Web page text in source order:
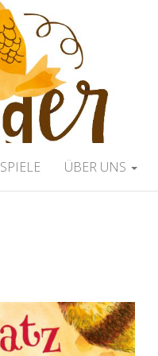
SPIELE ÜBER UNS